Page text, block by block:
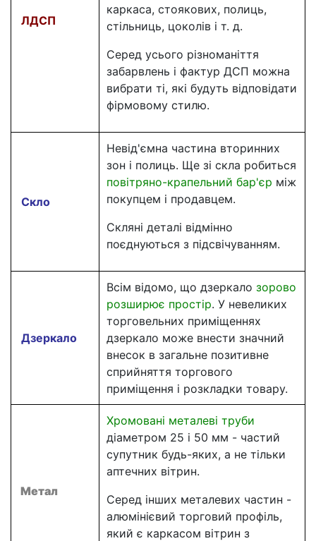
ЛДСП
каркаса, стоякових, полиць,
стільниць, цоколів і т. д.
Серед усього різноманіття
забарвлень і фактур ДСП можна
вибрати ті, які будуть відповідати
фірмовому стилю.
Скло
Невід'ємна частина вторинних
зон і полиць. Ще зі скла робиться
повітряно-крапельний бар'єр між
покупцем і продавцем.
Скляні деталі відмінно
поєднуються з підсвічуванням.
Дзеркало
Всім відомо, що дзеркало зорово
розширює простір. У невеликих
торговельних приміщеннях
дзеркало може внести значний
внесок в загальне позитивне
сприйняття торгового
приміщення і розкладки товару.
Метал
Хромовані металеві труби
діаметром 25 і 50 мм - частий
супутник будь-яких, а не тільки
аптечних вітрин.
Серед інших металевих частин -
алюмінієвий торговий профіль,
який є каркасом вітрин з